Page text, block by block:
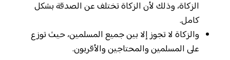
الزكاة، وذلك لأن الزكاة تختلف عن الصدقة بشكل
كامل.
والزكاة لا تجوز إلا بين جميع المسلمين، حيث توزع
على المسلمين والمحتاجين والأقربون.